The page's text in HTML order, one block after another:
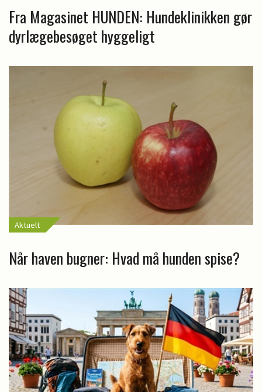
Fra Magasinet HUNDEN: Hundeklinikken gør
dyrlægebesøget hyggeligt
Aktuelt
Når haven bugner: Hvad må hunden spise?